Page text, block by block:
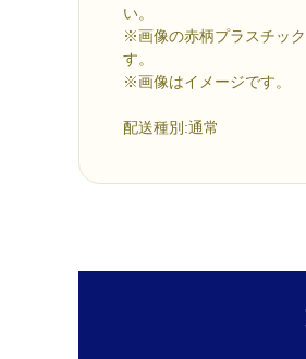
い。
※画像の赤柄プラスチッ
す。
※画像はイメージです。
配送種別:通常